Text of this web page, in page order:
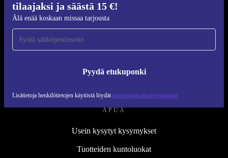
tilaajaksi ja säästä 15 €!
Älä enää koskaan missaa tarjousta
Pyydä etukuponki
Lisätietoja henkilötietojen käytöstä löydät tietosuojaselosteestamme
Tietoa meistä
APUA
Usein kysytyt kysymykset
Tuotteiden kuntoluokat